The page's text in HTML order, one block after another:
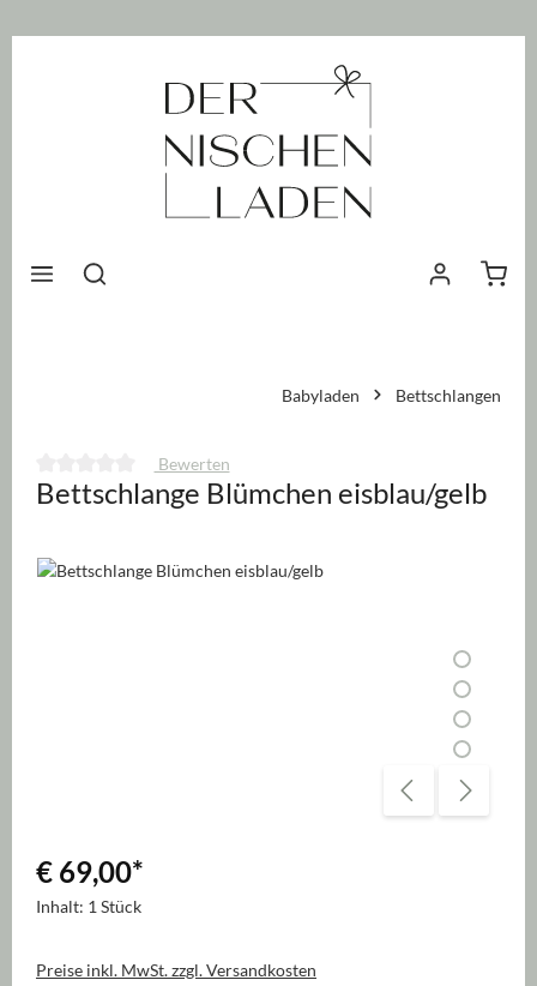
Babyladen Bettschlangen
Durchschnittliche Bewertung von 0 von 5 Sternen
Bewerten
Bettschlange Blümchen eisblau/gelb
Bildergalerie überspringen
€ 69,00*
Inhalt: 1 Stück
Preise inkl. MwSt. zzgl. Versandkosten